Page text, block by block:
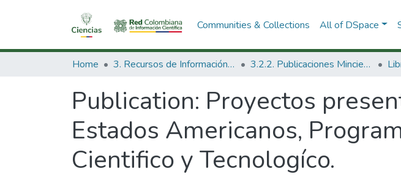
Communities & Collections All of DSpace
Home 3. Recursos de Información Científica y Tecnológica 3.2.2. Publicaciones Minciencias
Publication: Proyectos
Estados Americanos,
Cientifico y Tecnologíco.